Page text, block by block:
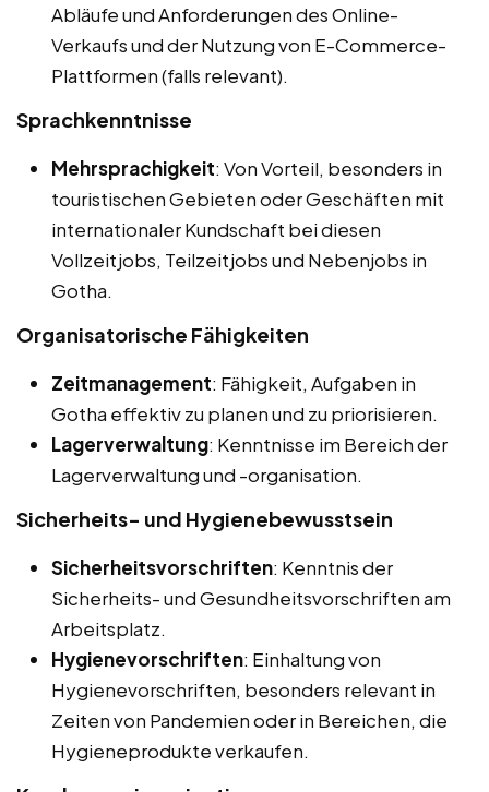
Abläufe und Anforderungen des Online-
Verkaufs und der Nutzung von E-Commerce-
Plattformen (falls relevant).
Sprachkenntnisse
Mehrsprachigkeit: Von Vorteil, besonders in
touristischen Gebieten oder Geschäften mit
internationaler Kundschaft bei diesen
Vollzeitjobs, Teilzeitjobs und Nebenjobs in
Gotha.
Organisatorische Fähigkeiten
Zeitmanagement: Fähigkeit, Aufgaben in
Gotha effektiv zu planen und zu priorisieren.
Lagerverwaltung: Kenntnisse im Bereich der
Lagerverwaltung und -organisation.
Sicherheits- und Hygienebewusstsein
Sicherheitsvorschriften: Kenntnis der
Sicherheits- und Gesundheitsvorschriften am
Arbeitsplatz.
Hygienevorschriften: Einhaltung von
Hygienevorschriften, besonders relevant in
Zeiten von Pandemien oder in Bereichen, die
Hygieneprodukte verkaufen.